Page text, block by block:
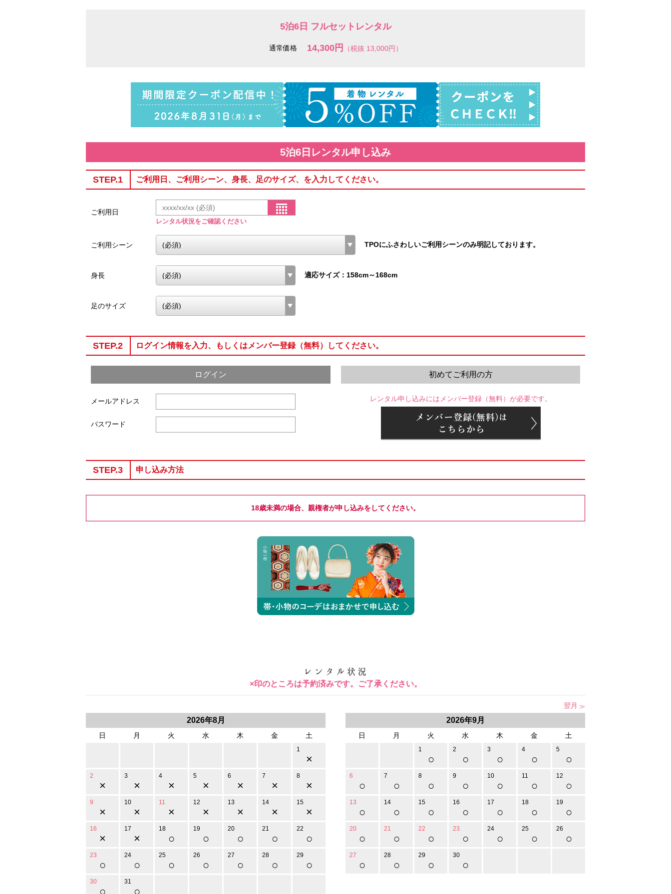
5泊6日 フルセットレンタル
通常価格 14,300円 （税抜 13,000円）
5泊6日レンタル申し込み
STEP.1 ご利用日、ご利用シーン、身長、足のサイズ、を入力してください。
ご利用日
レンタル状況をご確認ください
ご利用シーン TPOにふさわしいご利用シーンのみ明記しております。
身長 適応サイズ：158cm～168cm
足のサイズ
STEP.2 ログイン情報を入力、もしくはメンバー登録（無料）してください。
ログイン
メールアドレス
パスワード
初めてご利用の方
レンタル申し込みにはメンバー登録（無料）が必要です。
STEP.3 申し込み方法
18歳未満の場合、親権者が申し込みをしてください。
×印のところは予約済みです。ご了承ください。
翌月
2026年8月
日 月 火 水 木 金 土
1
×
2
×
3
×
4
×
5
×
6
×
7
×
8
×
9
×
10
×
11
×
12
×
13
×
14
×
15
×
16
×
17
×
18
○
19
○
20
○
21
○
22
○
23
○
24
○
25
○
26
○
27
○
28
○
29
○
30
○
31
○
2026年9月
日 月 火 水 木 金 土
1
○
2
○
3
○
4
○
5
○
6
○
7
○
8
○
9
○
10
○
11
○
12
○
13
○
14
○
15
○
16
○
17
○
18
○
19
○
20
○
21
○
22
○
23
○
24
○
25
○
26
○
27
○
28
○
29
○
30
○